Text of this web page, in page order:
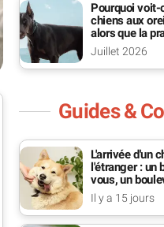
Pourquoi voit-
chiens aux
alors que la
interdite ?
Juillet 2026
Guides &
L'arrivée d'un
l'étranger : un
vous, un
lui
Il y a 15 jours